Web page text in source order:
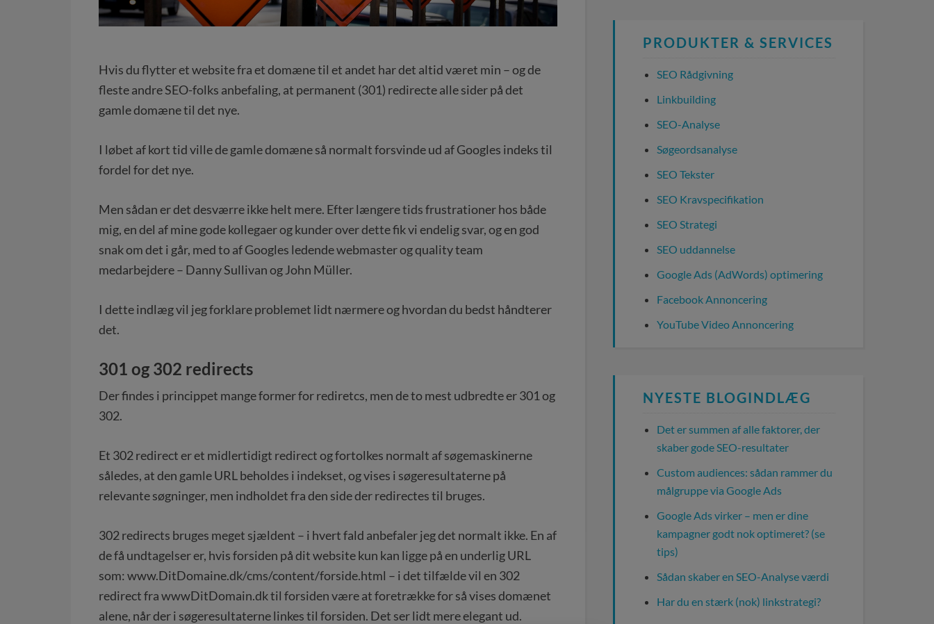
Hvis du flytter et website fra et domæne til et andet har det altid været min – og de
fleste andre SEO-folks anbefaling, at permanent (301) redirecte alle sider på det
gamle domæne til det nye.
I løbet af kort tid ville de gamle domæne så normalt forsvinde ud af Googles indeks til
fordel for det nye.
Men sådan er det desværre ikke helt mere. Efter længere tids frustrationer hos både
mig, en del af mine gode kollegaer og kunder over dette fik vi endelig svar, og en god
snak om det i går, med to af Googles ledende webmaster og quality team
medarbejdere – Danny Sullivan og John Müller.
I dette indlæg vil jeg forklare problemet lidt nærmere og hvordan du bedst håndterer
det.
301 og 302 redirects
Der findes i princippet mange former for rediretcs, men de to mest udbredte er 301 og
302.
Et 302 redirect er et midlertidigt redirect og fortolkes normalt af søgemaskinerne
således, at den gamle URL beholdes i indekset, og vises i søgeresultaterne på
relevante søgninger, men indholdet fra den side der redirectes til bruges.
302 redirects bruges meget sjældent – i hvert fald anbefaler jeg det normalt ikke. En af
de få undtagelser er, hvis forsiden på dit website kun kan ligge på en underlig URL
som: www.DitDomaine.dk/cms/content/forside.html – i det tilfælde vil en 302
redirect fra wwwDitDomain.dk til forsiden være at foretrække for så vises domænet
alene, når der i søgeresultaterne linkes til forsiden. Det ser lidt mere elegant ud.
PRODUKTER & SERVICES
SEO Rådgivning
Linkbuilding
SEO-Analyse
Søgeordsanalyse
SEO Tekster
SEO Kravspecifikation
SEO Strategi
SEO uddannelse
Google Ads (AdWords) optimering
Facebook Annoncering
YouTube Video Annoncering
NYESTE BLOGINDLÆG
Det er summen af alle faktorer, der
skaber gode SEO-resultater
Custom audiences: sådan rammer du
målgruppe via Google Ads
Google Ads virker – men er dine
kampagner godt nok optimeret? (se
tips)
Sådan skaber en SEO-Analyse værdi
Har du en stærk (nok) linkstrategi?